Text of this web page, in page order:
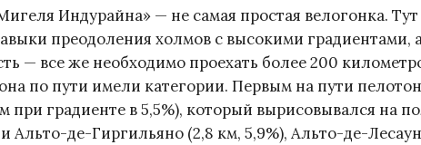
Индурайна» — не самая простая велогонка. Тут
преодоления холмов с высокими градиентами,
— все же необходимо проехать более 200
по пути имели категории. Первым на пути
при градиенте в 5,5%), который вырисовывался на
Альто-де-Гиргильяно (2,8 км, 5,9%), Альто-де-